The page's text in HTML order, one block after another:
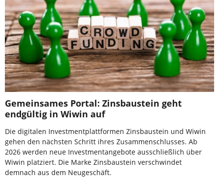
Gemeinsames Portal: Zinsbaustein geht
endgültig in Wiwin auf
Die digitalen Investmentplattformen Zinsbaustein und Wiwin
gehen den nächsten Schritt ihres Zusammenschlusses. Ab
2026 werden neue Investmentangebote ausschließlich über
Wiwin platziert. Die Marke Zinsbaustein verschwindet
demnach aus dem Neugeschäft.